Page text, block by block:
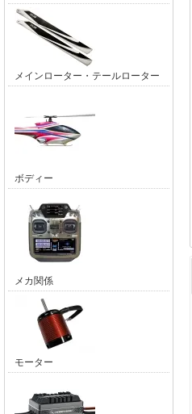
メインローター・テールローター
ボディー
メカ関係
モーター